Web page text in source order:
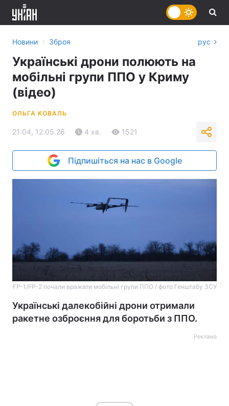
Новини › Зброя рус
Українські дрони полюють на
мобільні групи ППО у Криму
(відео)
ОЛЬГА КОВАЛЬ
21:04, 12.05.26 4 хв. 1521
Підпишіться на нас в Google
FP-1/FP-2 почали вражати мобільні групи ППО / фото Генштабу ЗСУ
Українські далекобійні дрони отримали
ракетне озброєння для боротьби з ППО.
Реклама